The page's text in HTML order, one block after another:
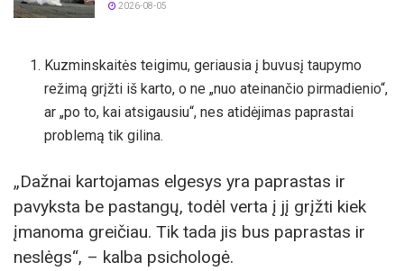
2026-08-05
Kuzminskaitės teigimu, geriausia į buvusį taupymo
režimą grįžti iš karto, o ne „nuo ateinančio pirmadienio“,
ar „po to, kai atsigausiu“, nes atidėjimas paprastai
problemą tik gilina.
„Dažnai kartojamas elgesys yra paprastas ir
pavyksta be pastangų, todėl verta į jį grįžti kiek
įmanoma greičiau. Tik tada jis bus paprastas ir
neslėgs“, – kalba psichologė.